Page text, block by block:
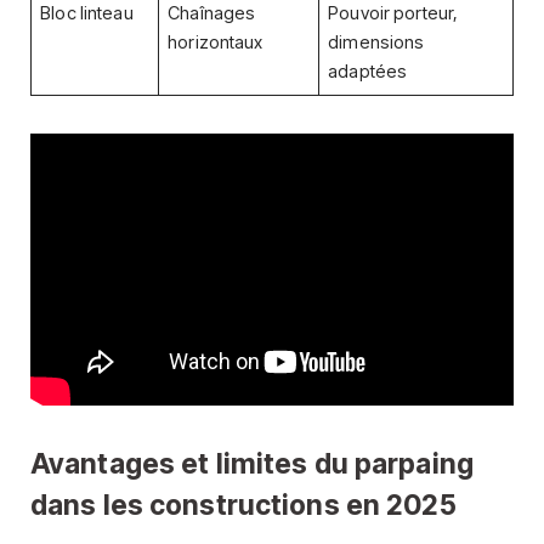
Bloc linteau
Chaînages
horizontaux
Pouvoir porteur,
dimensions
adaptées
Avantages et limites du parpaing
dans les constructions en 2025